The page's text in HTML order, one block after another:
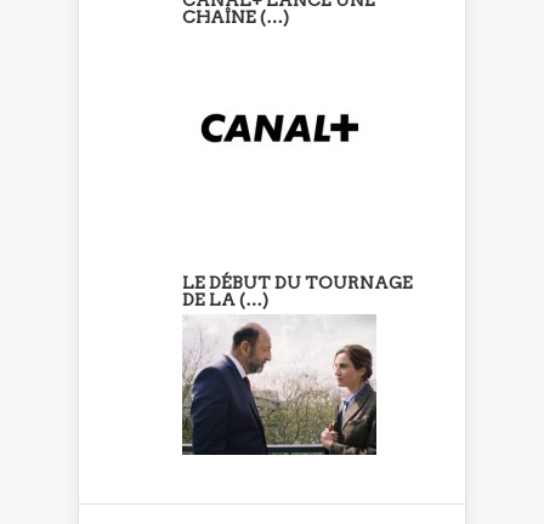
CHAÎNE (…)
LE DÉBUT DU TOURNAGE
DE LA (…)